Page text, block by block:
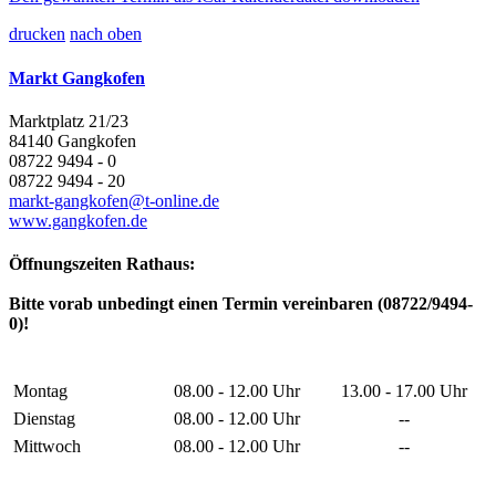
drucken nach oben
Markt Gangkofen
Marktplatz 21/23
84140 Gangkofen
08722 9494 - 0
08722 9494 - 20
markt-gangkofen@t-online.de
www.gangkofen.de
Öffnungszeiten Rathaus:
Bitte vorab unbedingt einen Termin vereinbaren (08722/9494-
0)!
Montag 08.00 - 12.00 Uhr
13.00 - 17.00 Uhr
Dienstag
08.00 - 12.00 Uhr
--
Mittwoch
08.00 - 12.00 Uhr --